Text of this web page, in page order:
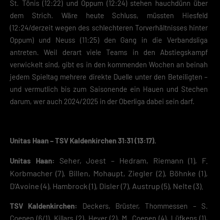
St. Tönis (12:22) und Oppum (12:24) stehen hauchdünn über
dem Strich. Wäre heute Schluss, müssten Hiesfeld
(12:24/derzeit wegen des schlechteren Torverhältnisses hinter
Oppum) und Neuss (11:25) den Gang in die Verbandsliga
antreten. Weil derart viele Teams in den Abstiegskampf
verwickelt sind, gibt es in den kommenden Wochen an beinah
jedem Spieltag mehrere direkte Duelle unter den Beteiligten –
und vermutlich bis zum Saisonende ein Hauen und Stechen
darum, wer auch 2024/2025 in der Oberliga dabei sein darf.
Unitas Haan – TSV Kaldenkirchen 31:31 (13:17).
Unitas Haan:
Seher, Joest – Hedram, Riemann (1), F.
Korbmacher (7), Billen, Mohaupt, Ziegler (2), Böhnke (1),
D’Avoine (4), Hambrock (1), Disler (7), Austrup (5), Nelte (3).
TSV Kaldenkirchen: Deckers, Brüster, Thommessen – S.
Coenen (6/1), Killars (2), Heyer (2), M. Coenen (4), Lüfkens (1),
Informationen anzeigen lassen und so nur bestimmte Cookies
auswählen.
Zurück
Datenschutzeinstellungen
Essenziell (2)
Essenzielle Cookies ermöglichen grundlegende Funktionen und sind für die
einwandfreie Funktion der Website erforderlich.